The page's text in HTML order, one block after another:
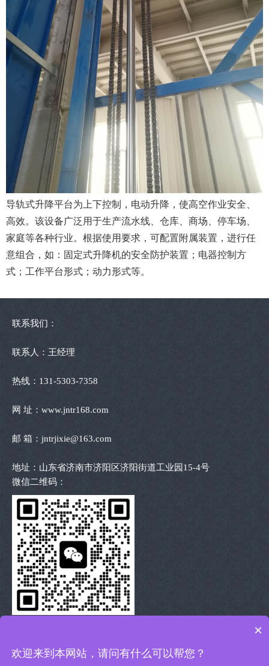
导轨式升降平台为上下控制，电动升降，使高空作业安全、
高效。该设备广泛用于生产流水线、仓库、商场、停车场、
家庭等各种行业。根据使用要求，可配置附属装置，进行任
意组合，如：固定式升降机的安全防护装置；电器控制方
式；工作平台形式；动力形式等。
联系我们：
联系人：王经理
热线：131-5303-7358
网 址：www.jntr168.com
邮 箱：jntrjixie@163.com
地址：山东省济南市济阳区济阳街道工业园15-4号
微信二维码：
×
欢迎来到本网站，请问有什么可以帮您？